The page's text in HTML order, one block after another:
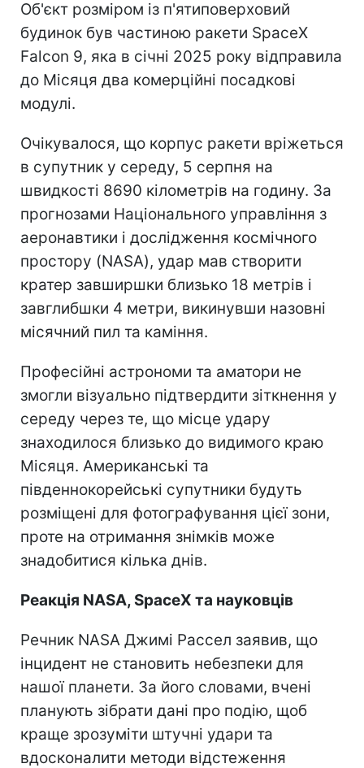
Об'єкт розміром із п'ятиповерховий
будинок був частиною ракети SpaceX
Falcon 9, яка в січні 2025 року відправила
до Місяця два комерційні посадкові
модулі.
Очікувалося, що корпус ракети вріжеться
в супутник у середу, 5 серпня на
швидкості 8690 кілометрів на годину. За
прогнозами Національного управління з
аеронавтики і дослідження космічного
простору (NASA), удар мав створити
кратер завширшки близько 18 метрів і
завглибшки 4 метри, викинувши назовні
місячний пил та каміння.
Професійні астрономи та аматори не
змогли візуально підтвердити зіткнення у
середу через те, що місце удару
знаходилося близько до видимого краю
Місяця. Американські та
південнокорейські супутники будуть
розміщені для фотографування цієї зони,
проте на отримання знімків може
знадобитися кілька днів.
Реакція NASA, SpaceX та науковців
Речник NASA Джимі Рассел заявив, що
інцидент не становить небезпеки для
нашої планети. За його словами, вчені
планують зібрати дані про подію, щоб
краще зрозуміти штучні удари та
вдосконалити методи відстеження